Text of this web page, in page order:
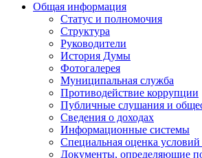
Общая информация
Статус и полномочия
Структура
Руководители
История Думы
Фотогалерея
Муниципальная служба
Противодействие коррупции
Публичные слушания и
Сведения о доходах
Информационные системы
Специальная оценка условий
Документы, определяющие